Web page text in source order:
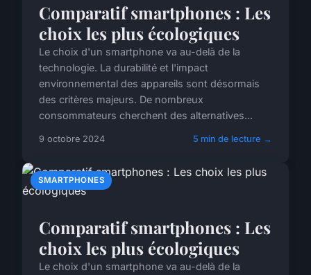
Comparatif smartphones : Les
choix les plus écologiques
Le choix d'un smartphone va au-delà de la
technologie. La durabilité et l'impact
environnemental des appareils sont désormais
des critères majeurs. De nombreux
consommateurs cherchent des alternatives...
9 octobre 2024 5 min de lecture →
SMARTPHONES
Comparatif smartphones : Les
choix les plus écologiques
Le choix d'un smartphone va au-delà de la